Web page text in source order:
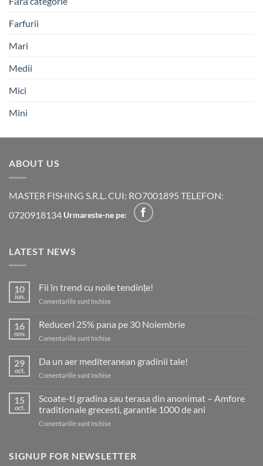
Farfurii
Mari
Medii
Mici
Mini
ABOUT US
MASTER FISHING S.R.L. CUI: RO7001895 TELEFON:
0720918134 Urmareste-ne pe:
LATEST NEWS
10
iun.
Fii în trend cu noile tendințe!
Comentariile sunt închise
trend
tendințe!
16
nov.
Reduceri 25% pana pe 30 Noiembrie
Comentariile sunt închise
Noiembrie
29
oct.
Da un aer mediteranean gradinii tale!
Comentariile sunt închise
mediteranean
15
oct.
Scoate-ti gradina sau terasa din anonimat – Amfore
traditionale grecesti, garantie 1000 de ani
Comentariile sunt închise
gradina
SIGNUP FOR NEWSLETTER